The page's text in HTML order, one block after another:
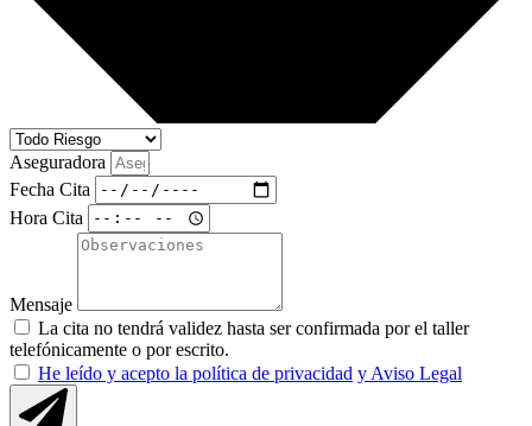
Aseguradora
Fecha Cita
Hora Cita
Mensaje
La cita no tendrá validez hasta ser confirmada por el taller
telefónicamente o por escrito.
He leído y acepto la política de privacidad y Aviso Legal